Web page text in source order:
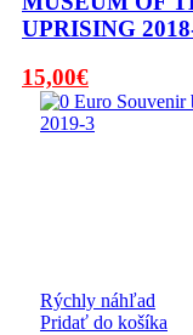
UPRISING
Pôvodná
cena
bola:
15,00€Aktuálna
cena
je:
Rýchly náhľad
Pridať do košíka